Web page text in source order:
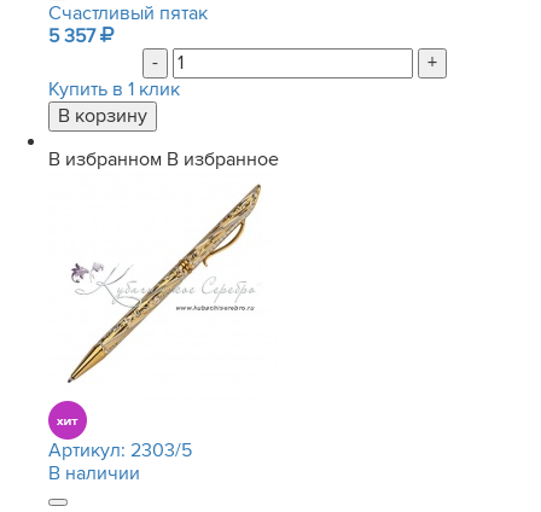
Счастливый пятак
5 357
-
+
Купить в 1 клик
В избранном В избранное
Артикул: 2303/5
В наличии